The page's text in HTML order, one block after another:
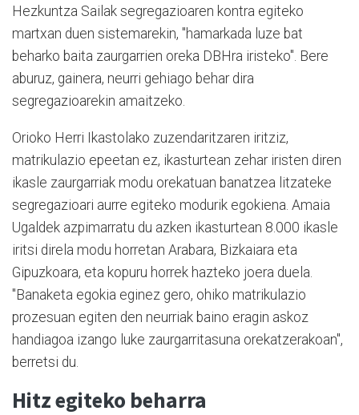
Hezkuntza Sailak segregazioaren kontra egiteko
martxan duen sistemarekin, "hamarkada luze bat
beharko baita zaurgarrien oreka DBHra iristeko". Bere
aburuz, gainera, neurri gehiago behar dira
segregazioarekin amaitzeko.
Orioko Herri Ikastolako zuzendaritzaren iritziz,
matrikulazio epeetan ez, ikasturtean zehar iristen diren
ikasle zaurgarriak modu orekatuan banatzea litzateke
segregazioari aurre egiteko modurik egokiena. Amaia
Ugaldek azpimarratu du azken ikasturtean 8.000 ikasle
iritsi direla modu horretan Arabara, Bizkaiara eta
Gipuzkoara, eta kopuru horrek hazteko joera duela.
"Banaketa egokia eginez gero, ohiko matrikulazio
prozesuan egiten den neurriak baino eragin askoz
handiagoa izango luke zaurgarritasuna orekatzerakoan",
berretsi du.
Hitz egiteko beharra